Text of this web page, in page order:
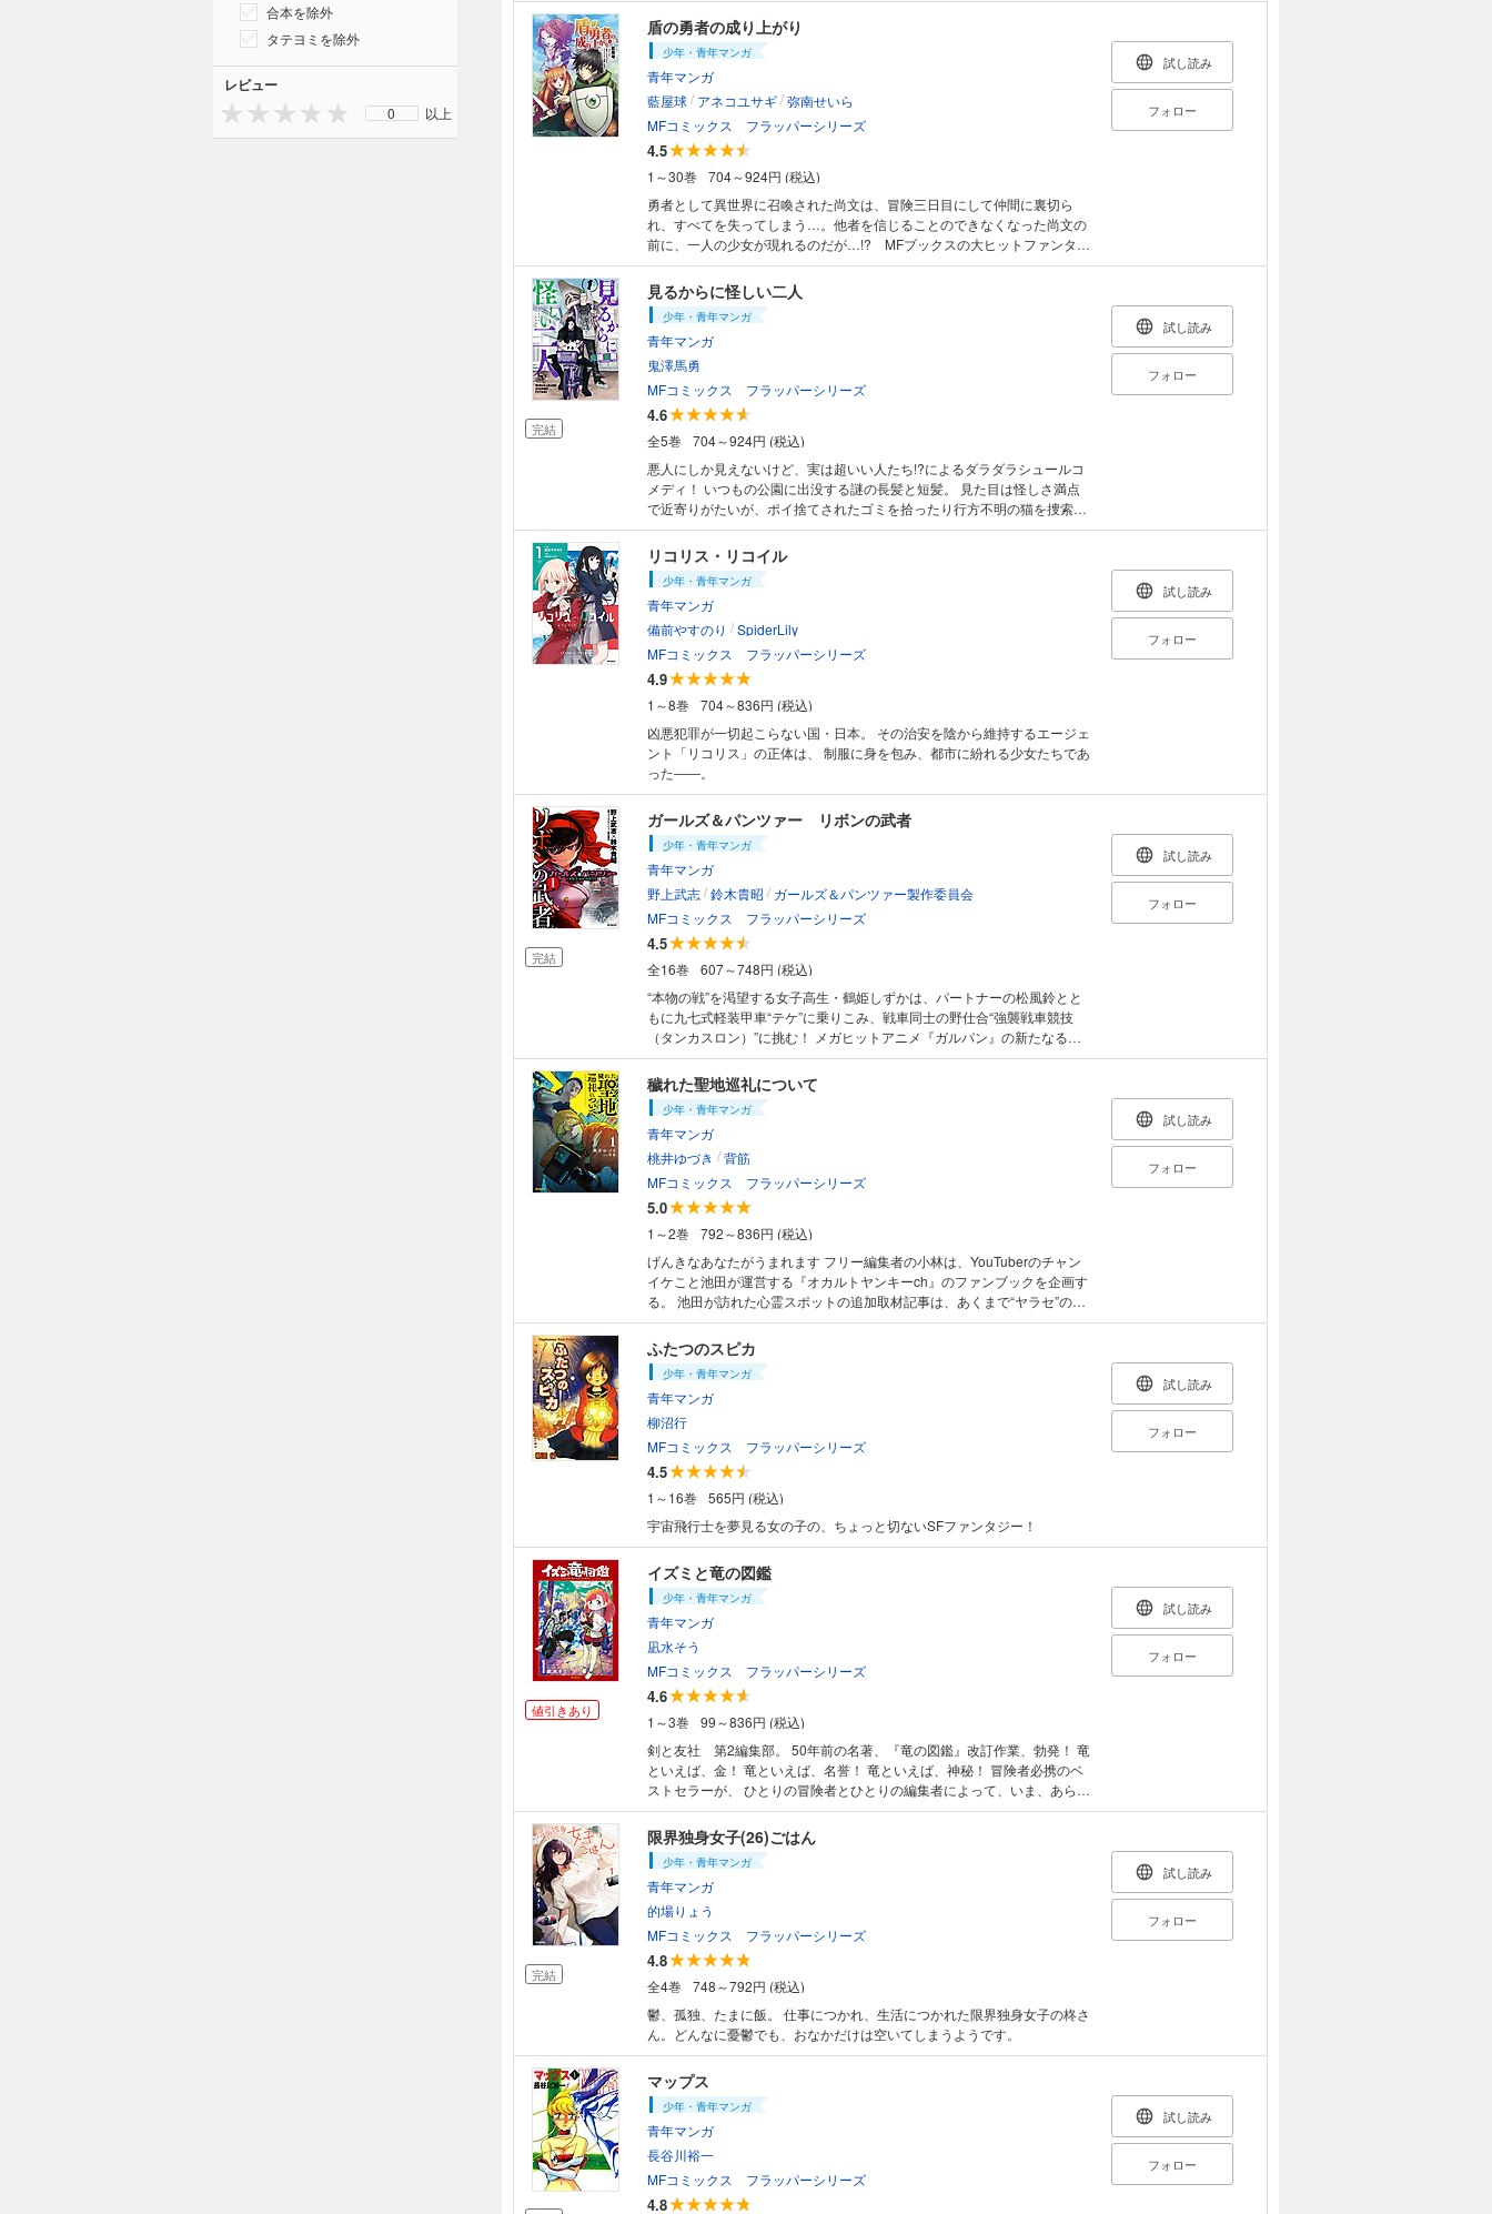
盾の勇者の成り上がり
少年・青年マンガ
青年マンガ
藍屋球/ アネコユサギ/弥南せいら
MFコミックス フラッパーシリーズ
4.5
1～30巻
704～924円 (税込)
勇者として異世界に召喚された尚文は、冒険三日目にして仲間に裏切ら
れ、すべてを失ってしまう…。他者を信じることのできなくなった尚文の
前に、一人の少女が現れるのだが…!? MFブックスの大ヒットファンタジ
ーが早くもコミカライズで登場!! 原作者がコミカライズ記念に書き下ろ
した前日譚も同時収録!!
試し読み
フォロー
完結
見るからに怪しい二人
少年・青年マンガ
青年マンガ
鬼澤馬勇
MFコミックス フラッパーシリーズ
4.6
全5巻
704～924円 (税込)
悪人にしか見えないけど、実は超いい人たち!?によるダラダラシュールコ
メディ！ いつもの公園に出没する謎の長髪と短髪。 見た目は怪しさ満点
で近寄りがたいが、ポイ捨てされたゴミを拾ったり行方不明の猫を捜索し
てあげたりとやっていることは善人そのもの。 なぜか蛇の寿命やウサギの
器官に詳しい長髪と、肉まんを食べているだけなのに職質されてしまう短
髪。 そんな二人は街のさまざまな人たちを巻きこみながら、今日もマイペ
ースに生きている。
試し読み
フォロー
リコリス・リコイル
少年・青年マンガ
青年マンガ
備前やすのり /SpiderLily
MFコミックス フラッパーシリーズ
4.9
1～8巻
704～836円 (税込)
凶悪犯罪が一切起こらない国・日本。 その治安を陰から維持するエージェ
ント「リコリス」の正体は、 制服に身を包み、都市に紛れる少女たちであ
った――。
試し読み
フォロー
完結
ガールズ＆パンツァー リボンの武者
少年・青年マンガ
青年マンガ
野上武志/鈴木貴昭 / ガールズ＆パンツァー製作委員会
MFコミックス フラッパーシリーズ
4.5
全16巻
607～748円 (税込)
“本物の戦”を渇望する女子高生・鶴姫しずかは、パートナーの松風鈴とと
もに九七式軽装甲車“テケ”に乗りこみ、戦車同士の野仕合“強襲戦車競技
（タンカスロン）”に挑む！ メガヒットアニメ『ガルパン』の新たなるス
ピンオフ開幕！
試し読み
フォロー
穢れた聖地巡礼について
少年・青年マンガ
青年マンガ
桃井ゆづき /背筋
MFコミックス フラッパーシリーズ
5.0
1～2巻
792～836円 (税込)
げんきなあなたがうまれます フリー編集者の小林は、YouTuberのチャン
イケこと池田が運営する『オカルトヤンキーch』のファンブックを企画す
る。 池田が訪れた心霊スポットの追加取材記事は、あくまで“ヤラセ”のは
ずだった……。
試し読み
フォロー
ふたつのスピカ
少年・青年マンガ
青年マンガ
柳沼行
MFコミックス フラッパーシリーズ
4.5
1～16巻
565円 (税込)
宇宙飛行士を夢見る女の子の、ちょっと切ないSFファンタジー！
試し読み
フォロー
値引きあり
イズミと竜の図鑑
少年・青年マンガ
青年マンガ
凪水そう
MFコミックス フラッパーシリーズ
4.6
1～3巻
99～836円 (税込)
剣と友社 第2編集部。 50年前の名著、『竜の図鑑』改訂作業、勃発！ 竜
といえば、金！ 竜といえば、名誉！ 竜といえば、神秘！ 冒険者必携のベ
ストセラーが、 ひとりの冒険者とひとりの編集者によって、いま、あらた
に紡ぎだされます。
試し読み
フォロー
完結
限界独身女子(26)ごはん
少年・青年マンガ
青年マンガ
的場りょう
MFコミックス フラッパーシリーズ
4.8
全4巻
748～792円 (税込)
鬱、孤独、たまに飯。 仕事につかれ、生活につかれた限界独身女子の柊さ
ん。どんなに憂鬱でも、おなかだけは空いてしまうようです。
試し読み
フォロー
マップス
少年・青年マンガ
青年マンガ
長谷川裕一
MFコミックス フラッパーシリーズ
4.8
試し読み
フォロー
合本を除外
タテヨミを除外
レビュー
0 以上